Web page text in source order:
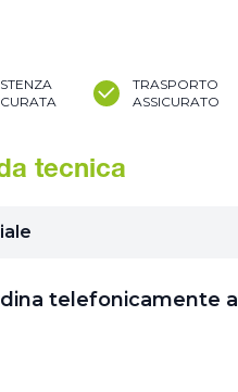
TRASPORTO
ASSICURATO
tecnica
telefonicamente al